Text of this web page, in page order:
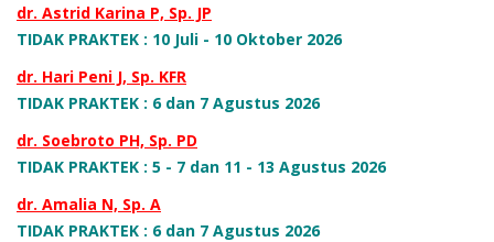
dr. Astrid Karina P, Sp. JP
TIDAK PRAKTEK : 10 Juli - 10 Oktober 2026
dr. Hari Peni J, Sp. KFR
TIDAK PRAKTEK : 6 dan 7 Agustus 2026
dr. Soebroto PH, Sp. PD
TIDAK PRAKTEK : 5 - 7 dan 11 - 13 Agustus 2026
dr. Amalia N, Sp. A
TIDAK PRAKTEK : 6 dan 7 Agustus 2026